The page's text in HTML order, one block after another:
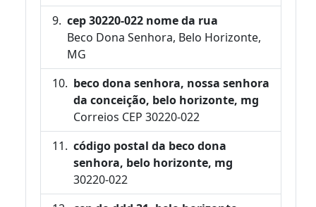
cep 30220-022 nome da rua
Beco Dona Senhora, Belo Horizonte,
MG
beco dona senhora, nossa senhora
da conceição, belo horizonte, mg
Correios CEP 30220-022
código postal da beco dona
senhora, belo horizonte, mg
30220-022